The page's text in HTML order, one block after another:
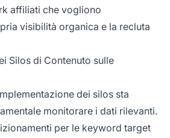
affiliati che vogliono
visibilità organica e la recluta
Silos di Contenuto sulle
dei silos sta
monitorare i dati rilevanti.
per le keyword target